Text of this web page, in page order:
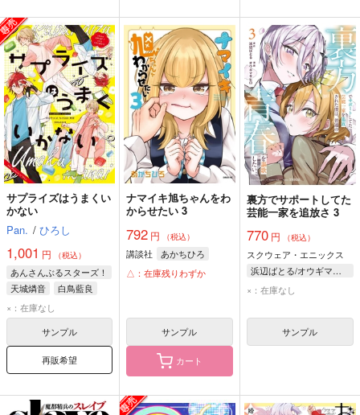
サプライズはうまくい
かない
Pan. / ひろし
1,001 円 （税込）
あんさんぶるスターズ！
天城燐音
白鳥藍良
×：在庫なし
サンプル
再販希望
ナマイキ旭ちゃんをわ
からせたい 3
792 円 （税込）
講談社
あかちひろ
△：在庫残りわずか
サンプル
カート
裏方でサポートしてた
芸能一家を追放さ 3
770円 （税込）
スクウェア・エニックス
浜辺ばとる/オウギマサヒロ
×：在庫なし
サンプル